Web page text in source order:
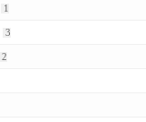
1
3
2